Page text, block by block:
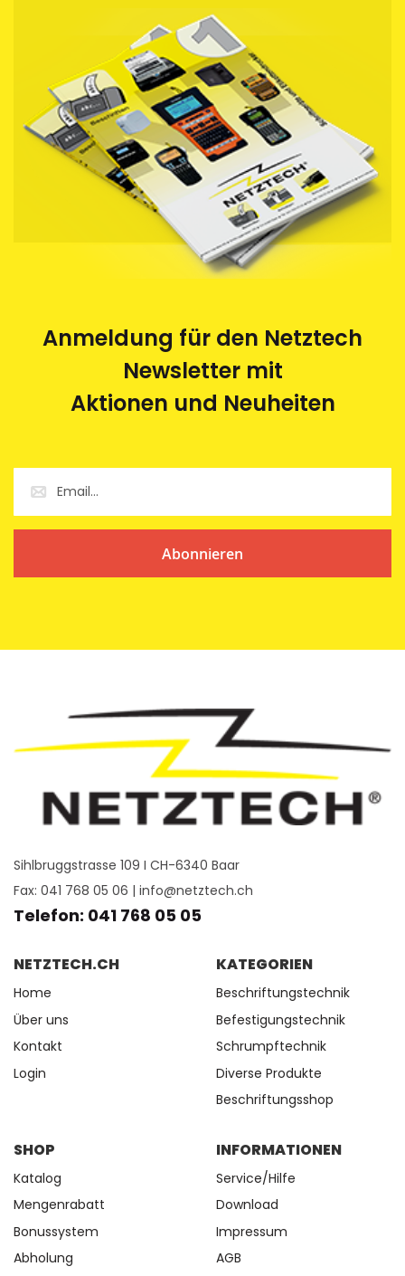
Anmeldung für den Netztech
Newsletter mit
Aktionen und Neuheiten
Abonnieren
Sihlbruggstrasse 109 I CH-6340 Baar
Fax: 041 768 05 06 | info@netztech.ch
Telefon: 041 768 05 05
NETZTECH.CH
Home
Über uns
Kontakt
Login
KATEGORIEN
Beschriftungstechnik
Befestigungstechnik
Schrumpftechnik
Diverse Produkte
Beschriftungsshop
SHOP
Katalog
Mengenrabatt
Bonussystem
Abholung
INFORMATIONEN
Service/Hilfe
Download
Impressum
AGB